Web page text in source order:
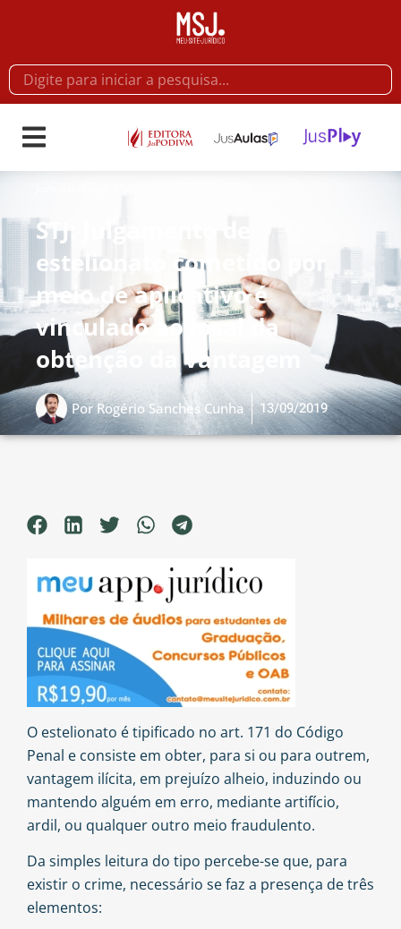
STJ: Julgamento de
estelionato cometido por
meio de aplicativo é
vinculado ao local da
obtenção da vantagem
PorRogério Sanches Cunha 13/09/2019
O estelionato é tipificado no art. 171 do Código
Penal e consiste em obter, para si ou para outrem,
vantagem ilícita, em prejuízo alheio, induzindo ou
mantendo alguém em erro, mediante artifício,
ardil, ou qualquer outro meio fraudulento.
Da simples leitura do tipo percebe-se que, para
existir o crime, necessário se faz a presença de três
elementos: